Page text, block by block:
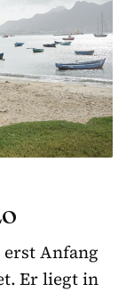
Anfang
Er liegt in